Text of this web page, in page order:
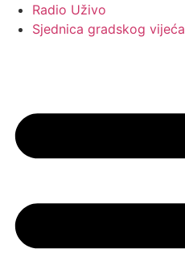
Radio Uživo
Sjednica gradskog vijeća